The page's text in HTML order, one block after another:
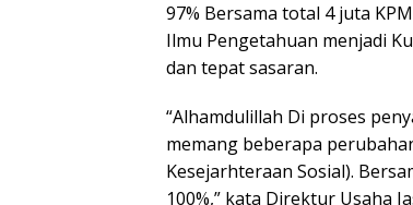
97% Bersama total 4 juta
Ilmu Pengetahuan menjadi
dan tepat sasaran.
“Alhamdulillah Di proses
memang beberapa
Kesejarhteraan Sosial).
100%,” kata Direktur Usaha